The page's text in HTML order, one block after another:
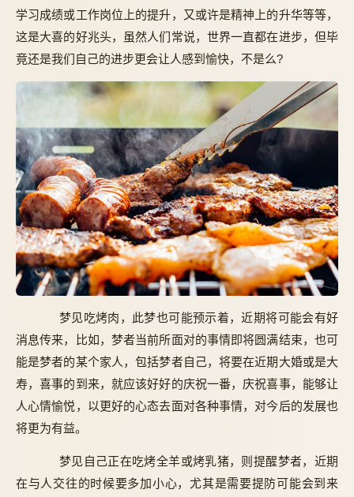
学习成绩或工作岗位上的提升，又或许是精神上的升华等等，
这是大喜的好兆头，虽然人们常说，世界一直都在进步，但毕
竟还是我们自己的进步更会让人感到愉快，不是么?
梦见吃烤肉，此梦也可能预示着，近期将可能会有好
消息传来，比如，梦者当前所面对的事情即将圆满结束，也可
能是梦者的某个家人，包括梦者自己，将要在近期大婚或是大
寿，喜事的到来，就应该好好的庆祝一番，庆祝喜事，能够让
人心情愉悦，以更好的心态去面对各种事情，对今后的发展也
将更为有益。
梦见自己正在吃烤全羊或烤乳猪，则提醒梦者，近期
在与人交往的时候要多加小心，尤其是需要提防可能会到来